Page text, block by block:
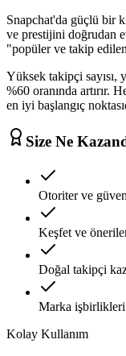
Snapchat'da güçlü bir
ve prestijini doğrudan
"popüler ve takip
Yüksek takipçi sayısı,
%60 oranında artırır.
en iyi başlangıç
Size Ne
Otoriter ve
Keşfet ve
Doğal takipçi
Marka
Kolay Kullanım